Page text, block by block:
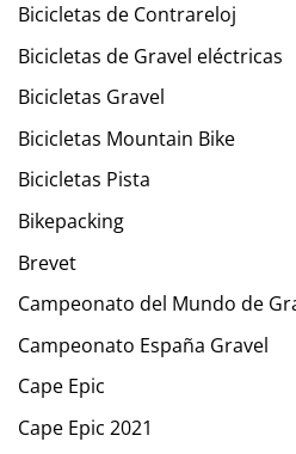
Bicicletas de Contrareloj
Bicicletas de Gravel eléctricas
Bicicletas Gravel
Bicicletas Mountain Bike
Bicicletas Pista
Bikepacking
Brevet
Campeonato del Mundo de
Campeonato España Gravel
Cape Epic
Cape Epic 2021